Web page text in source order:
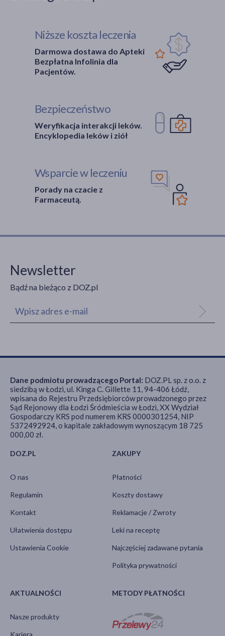
Niższe koszta leczenia
Darmowa dostawa do Apteki
Bezpłatna Infolinia dla
Pacjentów.
Bezpieczeństwo
Weryfikacja interakcji leków.
Encyklopedia leków i ziół
Wsparcie w leczeniu
Porady na czacie z
Farmaceutą.
Newsletter
Bądź na bieżąco z DOZ.pl
DOZ.PL
O nas
Regulamin
Kontakt
Ułatwienia dostępu
Ustawienia Cookie
ZAKUPY
Płatności
Koszty dostawy
Reklamacje / Zwroty
Leki na receptę
Najczęściej zadawane pytania
Polityka prywatności
AKTUALNOŚCI
Nasze produkty
Kariera
METODY PŁATNOŚCI
Dane podmiotu prowadzącego Portal: DOZ.PL sp. z o.o. z
siedzibą w Łodzi, ul. Kinga C. Gillette 11, 94-406 Łódź,
wpisana do Rejestru Przedsiębiorców prowadzonego przez
Sąd Rejonowy dla Łodzi Śródmieścia w Łodzi, XX Wydział
Gospodarczy KRS pod numerem KRS 0000301254, NIP
5372492924, o kapitale zakładowym wynoszącym 18 725
000,00 zł.